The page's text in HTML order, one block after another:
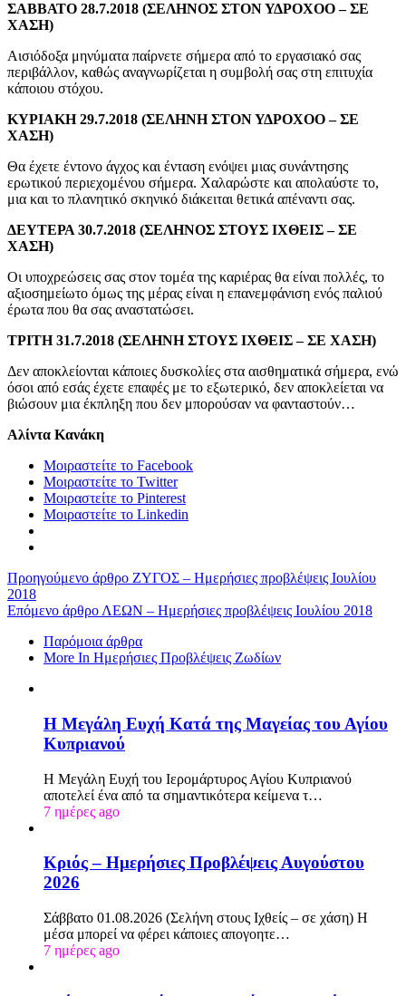
ΣΑΒΒΑΤΟ 28.7.2018 (ΣΕΛΗΝΟΣ ΣΤΟΝ ΥΔΡΟΧΟΟ – ΣΕ
ΧΑΣΗ)
Αισιόδοξα μηνύματα παίρνετε σήμερα από το εργασιακό σας
περιβάλλον, καθώς αναγνωρίζεται η συμβολή σας στη επιτυχία
κάποιου στόχου.
ΚΥΡΙΑΚΗ 29.7.2018 (ΣΕΛΗΝΗ ΣΤΟΝ ΥΔΡΟΧΟΟ – ΣΕ
ΧΑΣΗ)
Θα έχετε έντονο άγχος και ένταση ενόψει μιας συνάντησης
ερωτικού περιεχομένου σήμερα. Χαλαρώστε και απολαύστε το,
μια και το πλανητικό σκηνικό διάκειται θετικά απέναντι σας.
ΔΕΥΤΕΡΑ 30.7.2018 (ΣΕΛΗΝΟΣ ΣΤΟΥΣ ΙΧΘΕΙΣ – ΣΕ
ΧΑΣΗ)
Οι υποχρεώσεις σας στον τομέα της καριέρας θα είναι πολλές, το
αξιοσημείωτο όμως της μέρας είναι η επανεμφάνιση ενός παλιού
έρωτα που θα σας αναστατώσει.
ΤΡΙΤΗ 31.7.2018 (ΣΕΛΗΝΗ ΣΤΟΥΣ ΙΧΘΕΙΣ – ΣΕ ΧΑΣΗ)
Δεν αποκλείονται κάποιες δυσκολίες στα αισθηματικά σήμερα, ενώ
όσοι από εσάς έχετε επαφές με το εξωτερικό, δεν αποκλείεται να
βιώσουν μια έκπληξη που δεν μπορούσαν να φανταστούν…
Αλίντα Κανάκη
Μοιραστείτε το Facebook
Μοιραστείτε το Twitter
Μοιραστείτε το Pinterest
Μοιραστείτε το Linkedin
Προηγούμενο άρθρο ΖΥΓΟΣ – Ημερήσιες προβλέψεις Ιουλίου
2018
Επόμενο άρθρο ΛΕΩΝ – Ημερήσιες προβλέψεις Ιουλίου 2018
Παρόμοια άρθρα
More In Ημερήσιες Προβλέψεις Ζωδίων
Η Μεγάλη Ευχή Κατά της Μαγείας του Αγίου
Κυπριανού
Η Μεγάλη Ευχή του Ιερομάρτυρος Αγίου Κυπριανού
αποτελεί ένα από τα σημαντικότερα κείμενα τ…
7 ημέρες ago
Κριός – Ημερήσιες Προβλέψεις Αυγούστου
2026
Σάββατο 01.08.2026 (Σελήνη στους Ιχθείς – σε χάση) Η
μέσα μπορεί να φέρει κάποιες απογοητε…
7 ημέρες ago